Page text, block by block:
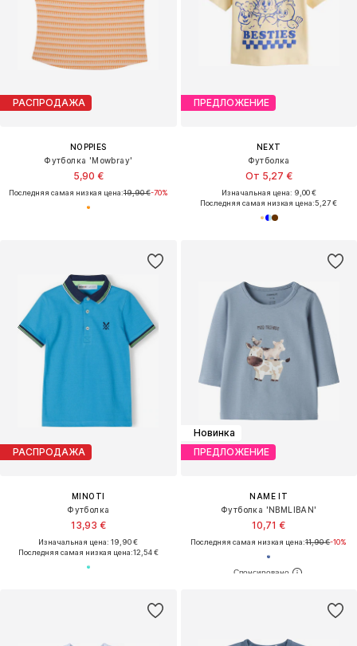
РАСПРОДАЖА
NOPPIES
Футболка 'Mowbray'
5,90 €
Последняя самая низкая цена:19,90 €-70%
ПРЕДЛОЖЕНИЕ
NEXT
Футболка
От 5,27 €
Изначальная цена: 9,00 €
Последняя самая низкая цена:5,27 €
РАСПРОДАЖА
MINOTI
Футболка
13,93 €
Изначальная цена: 19,90 €
Последняя самая низкая цена:12,54 €
Новинка
ПРЕДЛОЖЕНИЕ
NAME IT
Футболка 'NBMLIBAN'
10,71 €
Последняя самая низкая цена:11,90 €-10%